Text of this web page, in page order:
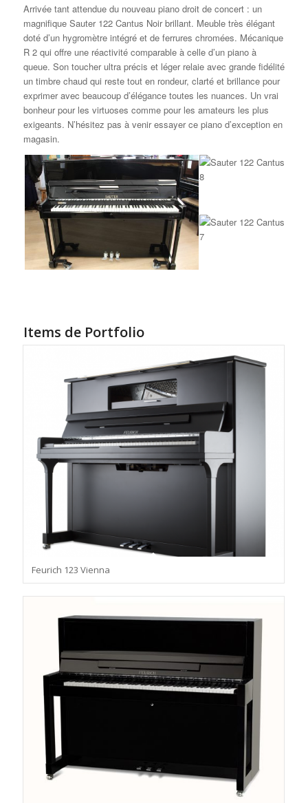
Arrivée tant attendue du nouveau piano droit de concert : un
magnifique Sauter 122 Cantus Noir brillant. Meuble très élégant
doté d’un hygromètre intégré et de ferrures chromées. Mécanique
R 2 qui offre une réactivité comparable à celle d’un piano à
queue. Son toucher ultra précis et léger relaie avec grande fidélité
un timbre chaud qui reste tout en rondeur, clarté et brillance pour
exprimer avec beaucoup d’élégance toutes les nuances. Un vrai
bonheur pour les virtuoses comme pour les amateurs les plus
exigeants. N’hésitez pas à venir essayer ce piano d’exception en
magasin.
Items de Portfolio
Feurich 123 Vienna